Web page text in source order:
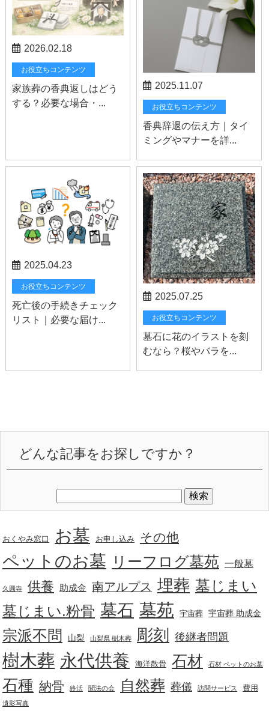
2026.02.18
お役立ちコンテンツ
家族葬の香典返しはどう
する？必要な場合・...
2025.11.07
お役立ちコンテンツ
香典辞退の伝え方｜タイ
ミングやマナーを詳...
2025.04.23
お役立ちコンテンツ
死亡後の手続きチェック
リスト｜必要な届け...
2025.07.25
お役立ちコンテンツ
墓石に花のイラストを刻
むなら？桜やバラを...
どんな記事をお探しですか？
おくやみ窓口 お墓 お申し込み その他
ペットのお墓 リーフログ墓苑 一般墓
久圓寺 供養 助成金 南アルプス 埋葬 墓じまい
墓じまい.粉骨 墓石 墓苑 宇宙葬 宇宙葬 助成金
宗派不問 山梨 山梨県 樹木葬 彫刻 後継者問題
樹木葬 永代供養 海洋散骨 石材 石材 ペットのお墓
石種 納骨 終活 聞法の会 自然葬 葬儀 訪問サービス 費用
遺影写真